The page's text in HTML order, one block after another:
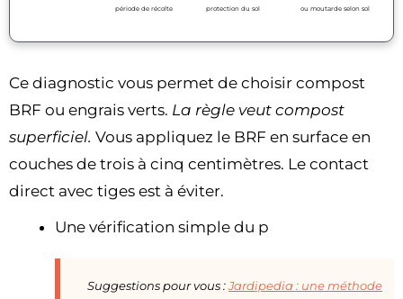
période de récolte protection du sol ou moutarde selon sol
Ce diagnostic vous permet de choisir compost
BRF ou engrais verts. La règle veut compost
superficiel. Vous appliquez le BRF en surface en
couches de trois à cinq centimètres. Le contact
direct avec tiges est à éviter.
Une vérification simple du p
Suggestions pour vous :Jardipedia : une méthode